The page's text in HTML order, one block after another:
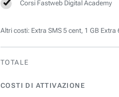
Corsi Fastweb Digital Academy
Altri costi: Extra SMS 5 cent, 1 GB Extra
TOTALE
COSTI DI ATTIVAZIONE